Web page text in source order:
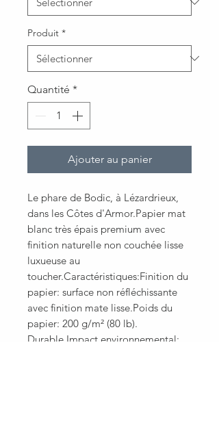
Produit *
Quantité *
Ajouter au panier
Le phare de Bodic, à Lézardrieux,
dans les Côtes d'Armor.Papier mat
blanc très épais premium avec
finition naturelle non couchée lisse
luxueuse au
toucher.Caractéristiques:Finition du
papier: surface non réfléchissante
avec finition mate lisse.Poids du
papier: 200 g/m² (80 lb).
Durable.Impact environnemental: